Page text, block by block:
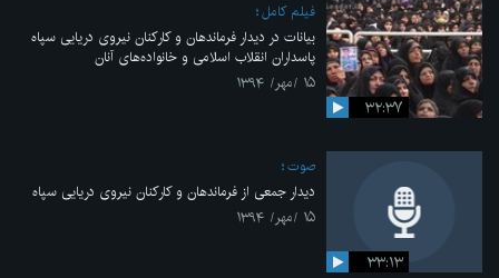
۳۲:۳۷
فیلم کامل
بیانات در دیدار فرماندهان و کارکنان نیروی دریایی سپاه
پاسداران انقلاب اسلامی و خانواده‌های آنان
۱۵ /مهر/ ۱۳۹۴
۳۳:۱۳
صوت
دیدار جمعی از فرماندهان و کارکنان نیروی دریایی سپاه
۱۵ /مهر/ ۱۳۹۴